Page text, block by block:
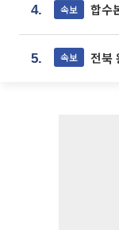
4. 속보 합수본,
5. 속보 전북